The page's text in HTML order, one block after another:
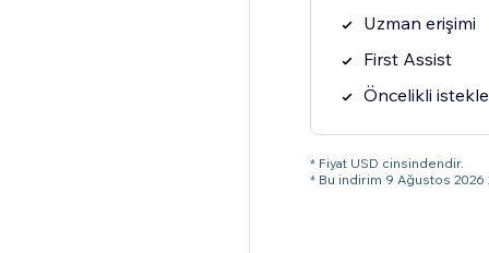
Uzman erişimi
First Assist
Öncelikli
* Fiyat USD cinsindendir.
* Bu indirim 9 Ağustos 2026